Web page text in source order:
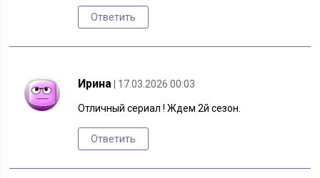
Ответить
Ирина | 17.03.2026 00:03
Отличный сериал ! Ждем 2й сезон.
Ответить